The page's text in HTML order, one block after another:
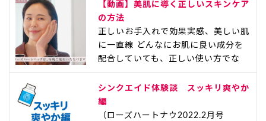
【動画】美肌に導く正しいスキンケア
の方法
正しいお手入れで効果実感、美しい肌
に一直線 どんなにお肌に良い成分を
配合していても、正しい使い方でな
シンクエイド体験談 スッキリ爽やか
編
（ローズハートナウ2022.2月号